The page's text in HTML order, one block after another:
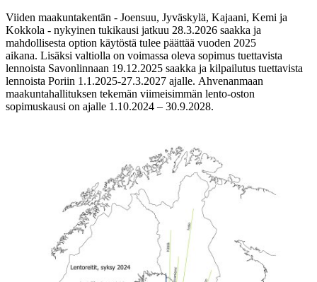
Viiden maakuntakentän - Joensuu, Jyväskylä, Kajaani, Kemi ja
Kokkola - nykyinen tukikausi jatkuu 28.3.2026 saakka ja
mahdollisesta option käytöstä tulee päättää vuoden 2025
aikana. Lisäksi valtiolla on voimassa oleva sopimus tuettavista
lennoista Savonlinnaan 19.12.2025 saakka ja kilpailutus tuettavista
lennoista Poriin 1.1.2025-27.3.2027 ajalle. Ahvenanmaan
maakuntahallituksen tekemän viimeisimmän lento-oston
sopimuskausi on ajalle 1.10.2024 – 30.9.2028.